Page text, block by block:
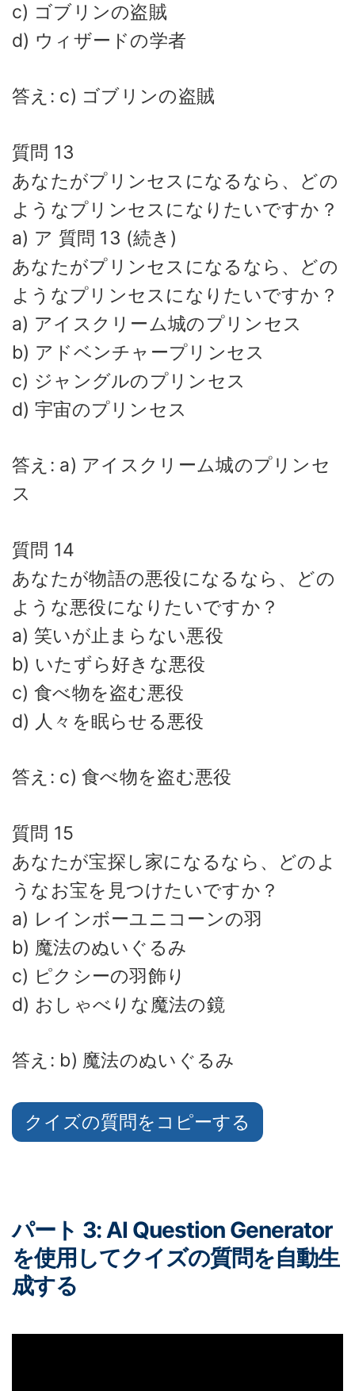
c) ゴブリンの盗賊
d) ウィザードの学者
答え: c) ゴブリンの盗賊
質問 13
あなたがプリンセスになるなら、どの
ようなプリンセスになりたいですか？
a) ア 質問 13 (続き)
あなたがプリンセスになるなら、どの
ようなプリンセスになりたいですか？
a) アイスクリーム城のプリンセス
b) アドベンチャープリンセス
c) ジャングルのプリンセス
d) 宇宙のプリンセス
答え: a) アイスクリーム城のプリンセ
ス
質問 14
あなたが物語の悪役になるなら、どの
ような悪役になりたいですか？
a) 笑いが止まらない悪役
b) いたずら好きな悪役
c) 食べ物を盗む悪役
d) 人々を眠らせる悪役
答え: c) 食べ物を盗む悪役
質問 15
あなたが宝探し家になるなら、どのよ
うなお宝を見つけたいですか？
a) レインボーユニコーンの羽
b) 魔法のぬいぐるみ
c) ピクシーの羽飾り
d) おしゃべりな魔法の鏡
答え: b) 魔法のぬいぐるみ
クイズの質問をコピーする
パート 3: AI Question Generator
を使用してクイズの質問を自動生
成する